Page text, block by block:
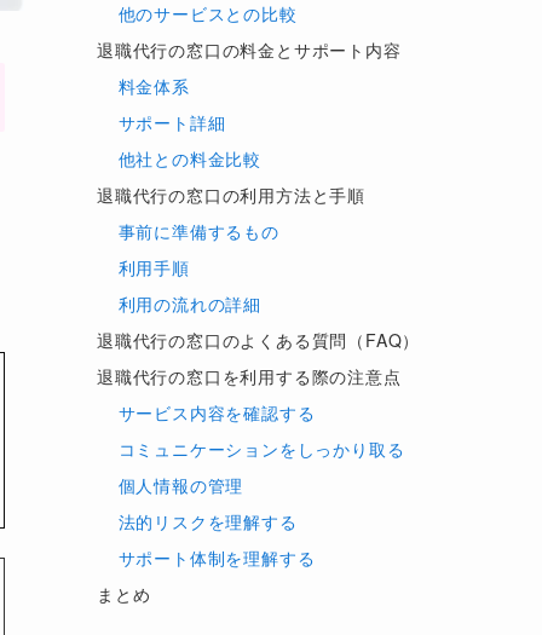
他のサービスとの比較
退職代行の窓口の料金とサポート内容
料金体系
サポート詳細
他社との料金比較
退職代行の窓口の利用方法と手順
事前に準備するもの
利用手順
利用の流れの詳細
退職代行の窓口のよくある質問（FAQ）
退職代行の窓口を利用する際の注意点
サービス内容を確認する
コミュニケーションをしっかり取る
個人情報の管理
法的リスクを理解する
サポート体制を理解する
まとめ